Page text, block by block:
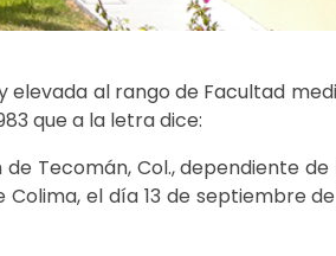
elevada al rango de Facultad
que a la letra dice:
Tecomán, Col., dependiente de
el día 13 de septiembre de